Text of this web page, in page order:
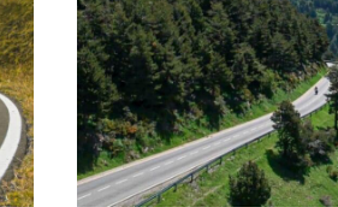
del
Grand
Tour
de
Catalunya:
rutes,